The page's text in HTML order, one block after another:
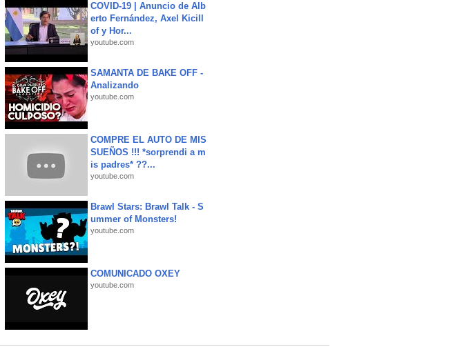
COVID-19 | Anuncio de Alb
erto Fernández, Axel Kicill
of y Hor...
youtube.com
SAMANTA DE BAKE OFF -
Analizando
youtube.com
COMPRE EL AUTO DE MIS
SUEÑOS !!! *sorprendi a m
is padres* ??...
youtube.com
Brawl Stars: Brawl Talk - S
ummer of Monsters!
youtube.com
COMUNICADO OXEY
youtube.com